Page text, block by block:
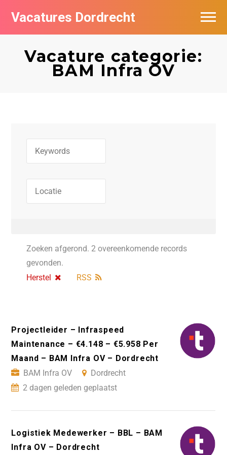
Vacatures Dordrecht
Vacature categorie:
BAM Infra OV
Zoeken afgerond. 2 overeenkomende records
gevonden.
Herstel
RSS
Projectleider – Infraspeed
Maintenance – €4.148 – €5.958 Per
Maand – BAM Infra OV – Dordrecht
BAM Infra OV
Dordrecht
2 dagen geleden geplaatst
Logistiek Medewerker – BBL – BAM
Infra OV – Dordrecht
Vacatures per bedrijf
De populairste vacatures in Dordrecht